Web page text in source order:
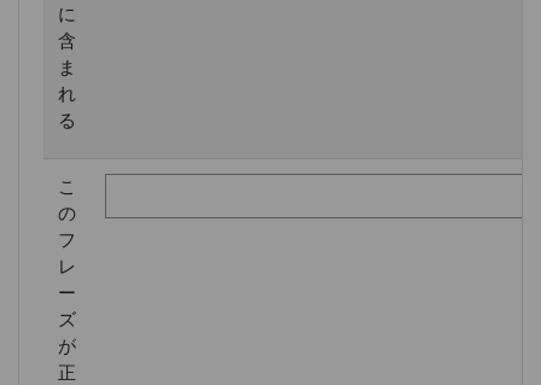
に
含
ま
れ
る
こ
の
フ
レ
ー
ズ
が
正